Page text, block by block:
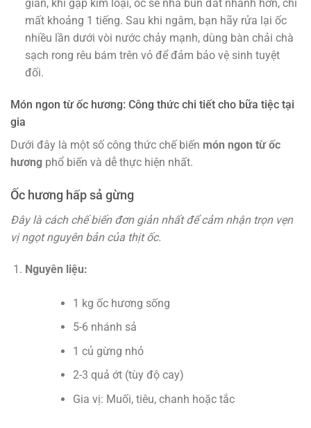
gian, khi gặp kim loại, ốc sẽ nhả bùn đất nhanh hơn, chỉ
mất khoảng 1 tiếng. Sau khi ngâm, bạn hãy rửa lại ốc
nhiều lần dưới vòi nước chảy mạnh, dùng bàn chải chà
sạch rong rêu bám trên vỏ để đảm bảo vệ sinh tuyệt
đối.
Món ngon từ ốc hương: Công thức chi tiết cho bữa tiệc tại
gia
Dưới đây là một số công thức chế biến món ngon từ ốc
hương phổ biến và dễ thực hiện nhất.
Ốc hương hấp sả gừng
Đây là cách chế biến đơn giản nhất để cảm nhận trọn vẹn
vị ngọt nguyên bản của thịt ốc.
Nguyên liệu:
1 kg ốc hương sống
5-6 nhánh sả
1 củ gừng nhỏ
2-3 quả ớt (tùy độ cay)
Gia vị: Muối, tiêu, chanh hoặc tắc